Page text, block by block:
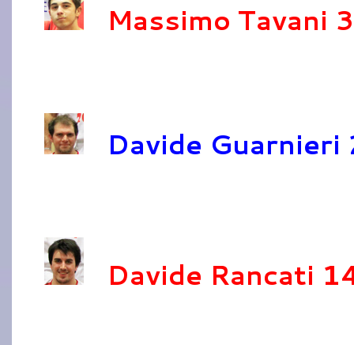
Massimo Tavani
Davide Guarnieri
Davide Rancati